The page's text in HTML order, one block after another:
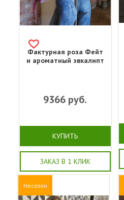
Фактурная роза Фейт
и ароматный эвкалипт
9366 руб.
КУПИТЬ
ЗАКАЗ В 1 КЛИК
Несезон